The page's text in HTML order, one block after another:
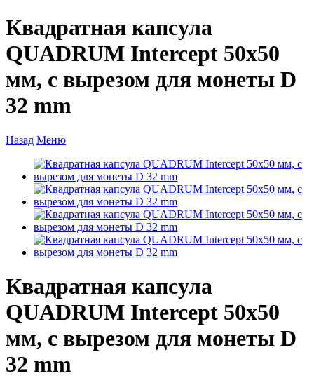
Квадратная капсула
QUADRUM Intercept 50х50
мм, с вырезом для монеты D
32 mm
Назад Меню
Квадратная капсула
QUADRUM Intercept 50х50
мм, с вырезом для монеты D
32 mm